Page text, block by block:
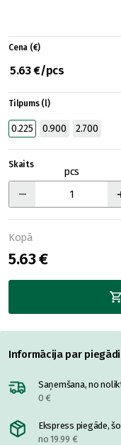
Cena (€)
5.63 €/pcs
Tilpums (l)
0.225 0.900 2.700
Skaits
pcs
Kopā
5.63 €
Informācija par piegādi
Saņemšana, no
0 €
Ekspress piegāde,
no 19.99 €